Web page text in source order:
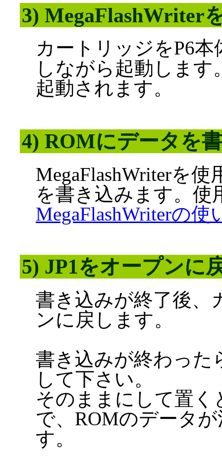
3) MegaFlashWriter
カートリッジをP6
しながら起動します
起動されます。
4) ROMにデータを
MegaFlashWriterを
を書き込みます。使
MegaFlashWriterの使
5) JP1をオープンに
書き込みが終了後、
ンに戻します。
書き込みが終わった
して下さい。
そのままにして置く
で、ROMのデータ
す。